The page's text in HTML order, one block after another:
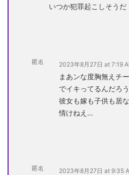
いつか犯罪起こしそうだ
匿名 2023年8月27日 at 7:19
まあンな度胸無えチ
でイキってるんだろ
彼女も嫁も子供も居
情けねえ…
匿名 2023年8月27日 at 9:35